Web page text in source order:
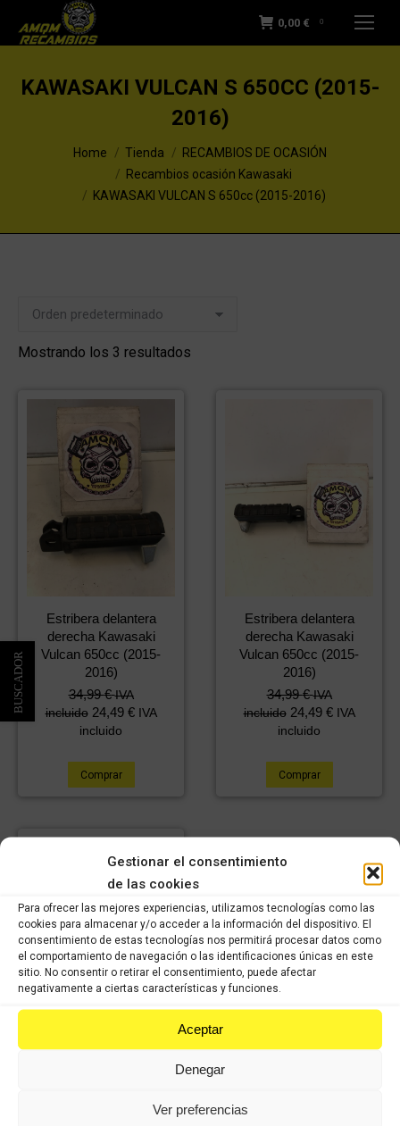
Gestionar el consentimiento
de las cookies
Para ofrecer las mejores experiencias, utilizamos tecnologías como las
cookies para almacenar y/o acceder a la información del dispositivo. El
consentimiento de estas tecnologías nos permitirá procesar datos como
el comportamiento de navegación o las identificaciones únicas en este
sitio. No consentir o retirar el consentimiento, puede afectar
negativamente a ciertas características y funciones.
Aceptar
Denegar
Ver preferencias
0,00 € 0
KAWASAKI VULCAN S 650CC (2015-
2016)
You are here:Home Tienda
RECAMBIOS DE OCASIÓN
Recambios ocasión Kawasaki
KAWASAKI VULCAN S 650cc (2015-2016)
Mostrando los 3 resultados
Estribera delantera
derecha Kawasaki
Vulcan 650cc (2015-
2016)
34,99€ IVA
incluido 24,49 € IVA
incluido
Comprar
Estribera delantera
derecha Kawasaki
Vulcan 650cc (2015-
2016)
34,99€ IVA
incluido 24,49 € IVA
incluido
Comprar